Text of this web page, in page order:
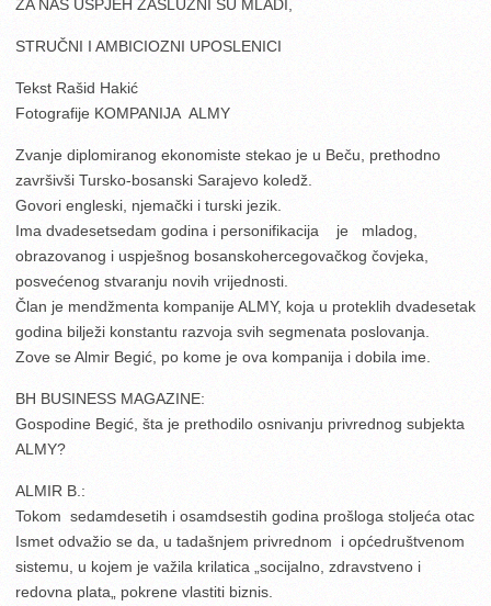
ZA NAŠ USPJEH ZASLUŽNI SU MLADI,
STRUČNI I AMBICIOZNI UPOSLENICI
Tekst Rašid Hakić
Fotografije KOMPANIJA ALMY
Zvanje diplomiranog ekonomiste stekao je u Beču, prethodno
završivši Tursko-bosanski Sarajevo koledž.
Govori engleski, njemački i turski jezik.
Ima dvadesetsedam godina i personifikacija je mladog,
obrazovanog i uspješnog bosanskohercegovačkog čovjeka,
posvećenog stvaranju novih vrijednosti.
Član je mendžmenta kompanije ALMY, koja u proteklih dvadesetak
godina bilježi konstantu razvoja svih segmenata poslovanja.
Zove se Almir Begić, po kome je ova kompanija i dobila ime.
BH BUSINESS MAGAZINE:
Gospodine Begić, šta je prethodilo osnivanju privrednog subjekta
ALMY?
ALMIR B.:
Tokom sedamdesetih i osamdsestih godina prošloga stoljeća otac
Ismet odvažio se da, u tadašnjem privrednom i općedruštvenom
sistemu, u kojem je važila krilatica „socijalno, zdravstveno i
redovna plata„ pokrene vlastiti biznis.